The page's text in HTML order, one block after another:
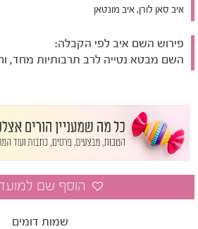
איב סאן לורן, איב מונטאן
פירוש השם איב לפי הקבלה:
השם מבטא נטייה לרב תרבותיות מחד,
שמות דומים